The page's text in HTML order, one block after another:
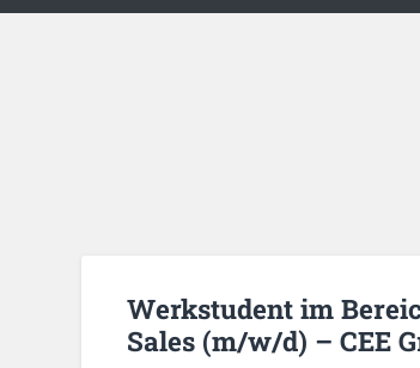
Werkstudent im
Sales (m/w/d) – CEE